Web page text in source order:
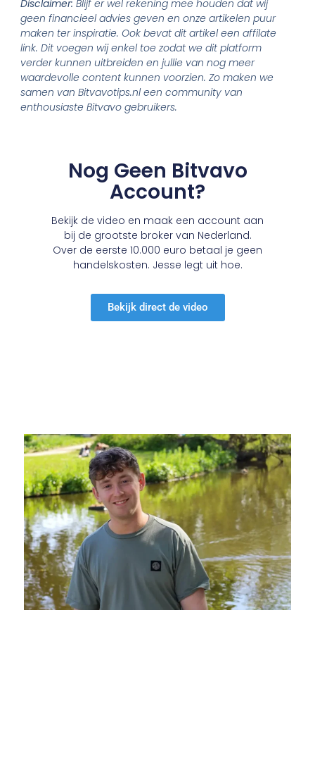
Disclaimer: Blijf er wel rekening mee houden dat wij
geen financieel advies geven en onze artikelen puur
maken ter inspiratie. Ook bevat dit artikel een affilate
link. Dit voegen wij enkel toe zodat we dit platform
verder kunnen uitbreiden en jullie van nog meer
waardevolle content kunnen voorzien. Zo maken we
samen van Bitvavotips.nl een community van
enthousiaste Bitvavo gebruikers.
Nog Geen Bitvavo
Account?
Bekijk de video en maak een account aan
bij de grootste broker van Nederland.
Over de eerste 10.000 euro betaal je geen
handelskosten. Jesse legt uit hoe.
Bekijk direct de video